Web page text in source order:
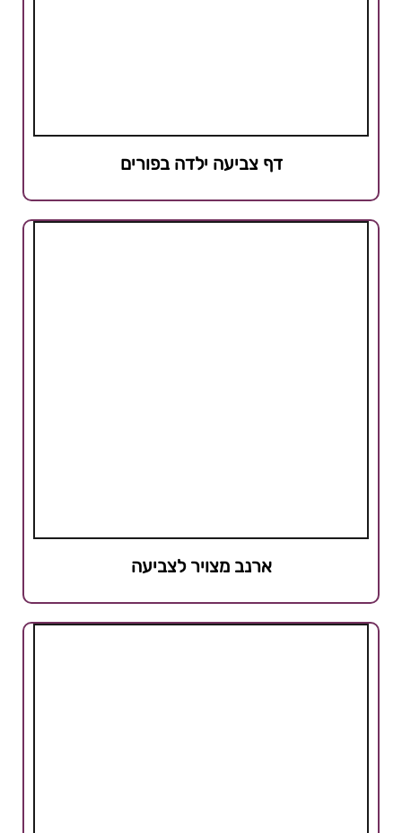
דף צביעה ילדה בפורים
ארנב מצויר לצביעה